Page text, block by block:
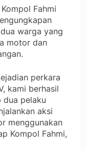
Fahmi
warga yang
motor dan
perkara
kami berhasil
dua pelaku
aksi
menggunakan
Kompol Fahmi,